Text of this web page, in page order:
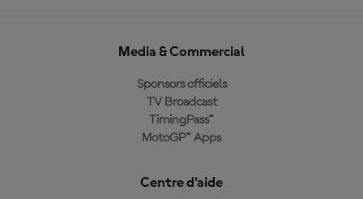
Media & Commercial
Sponsors officiels
TV Broadcast
TimingPass™
MotoGP™ Apps
Centre d'aide